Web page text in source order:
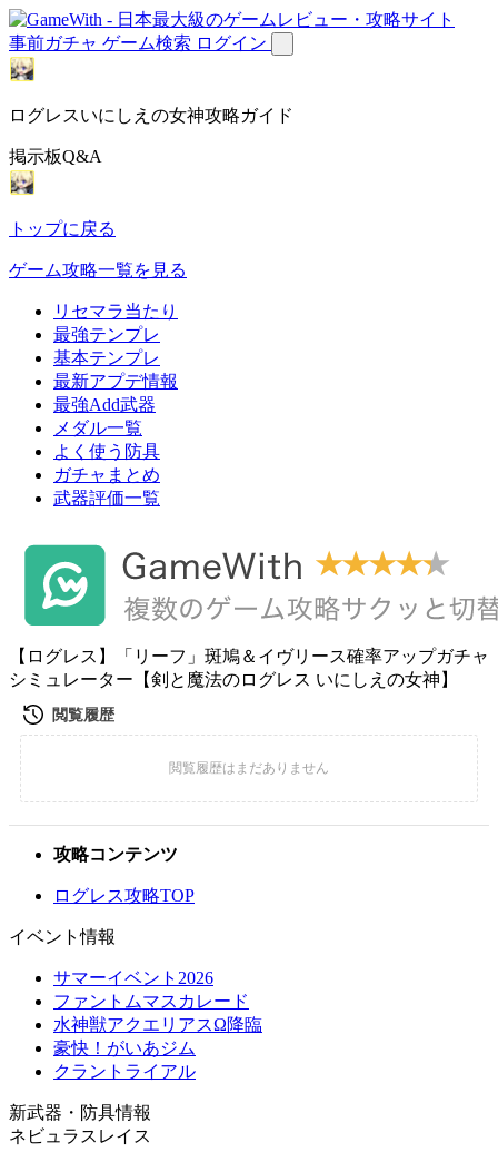
事前ガチャ ゲーム検索 ログイン
ログレスいにしえの女神攻略ガイド
掲示板Q&A
トップに戻る
ゲーム攻略一覧を見る
リセマラ当たり
最強テンプレ
基本テンプレ
最新アプデ情報
最強Add武器
メダル一覧
よく使う防具
ガチャまとめ
武器評価一覧
【ログレス】「リーフ」斑鳩＆イヴリース確率アップガチャ
シミュレーター【剣と魔法のログレス いにしえの女神】
攻略コンテンツ
ログレス攻略TOP
イベント情報
サマーイベント2026
ファントムマスカレード
水神獣アクエリアスΩ降臨
豪快！がいあジム
クラントライアル
新武器・防具情報
ネビュラスレイス